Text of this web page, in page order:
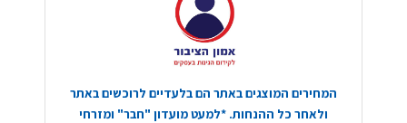
המחירים המוצגים באתר הם בלעדיים לרוכשים באתר
ולאחר כל ההנחות. *למעט מועדון "חבר" ומזרחי